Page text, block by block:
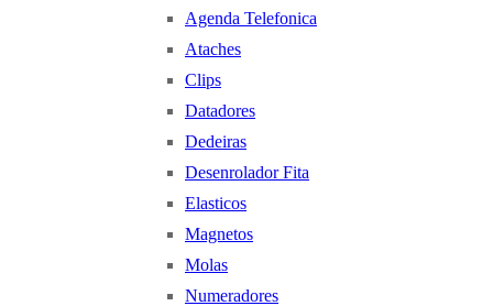
Agenda Telefonica
Ataches
Clips
Datadores
Dedeiras
Desenrolador Fita
Elasticos
Magnetos
Molas
Numeradores